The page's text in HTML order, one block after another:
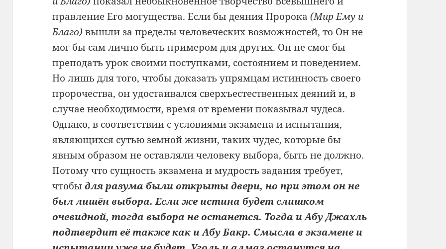
правление Его могущества. Если бы деяния Пророка(Мир Ему и
Благо) вышли за пределы человеческих возможностей, то Он не
мог бы сам лично быть примером для других. Он не смог бы
преподать урок своими поступками, состоянием и поведением.
Но лишь для того, чтобы доказать упрямцам истинность своего
пророчества, он удостаивался сверхъестественных деяний и, в
случае необходимости, время от времени показывал чудеса.
Однако, в соответствии с условиями экзамена и испытания,
являющихся сутью земной жизни, таких чудес, которые бы
явным образом не оставляли человеку выбора, быть не должно.
Потому что сущность экзамена и мудрость задания требует,
чтобыдля разума были открыты двери, но при этом он не
был лишён выбора. Если же истина будет слишком
очевидной, тогда выбора не останется. Тогда и Абу Джахль
подтвердит её также как и Абу Бакр. Смысла в экзамене и